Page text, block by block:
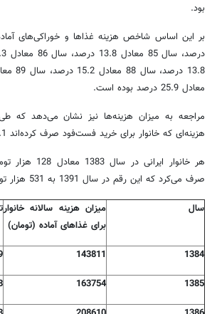
بود.
بر این اساس شاخص هزینه غذاها و خوراکی
معادل 25.9 درصد بوده است.
مراجعه به میزان هزینهها نیز نشان میدهد که
هزینهای که خانوار برای خرید فستفود صرف کردهاند 4.1 برابر شده است.
هر خانوار
صرف میکرد که این رقم در سال 1391 به 531 هزار تومان افزایش یافت.
سال
میزان هزینه سالانه خانوار
برای غذاهای آماده (تومان)
1384
143811
1385
163754